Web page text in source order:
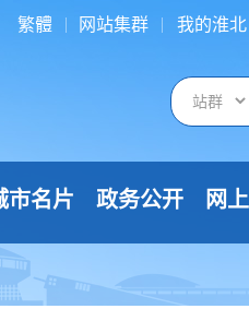
繁體 网站集群 我的淮北
市名片 政务公开 网